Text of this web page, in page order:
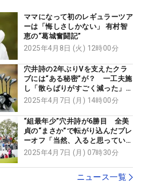
ママになって初のレギュラーツア
ーは「悔しさしかない」 有村智
恵の“葛城奮闘記”
2025年4月8日 (火) 12時00分
穴井詩の2年ぶりVを支えたクラ
ブには“ある秘密”が？ 一工夫施
し「散らばりがすごく減った」
【勝者のギア】
2025年4月7日 (月) 14時00分
“組最年少”穴井詩が6勝目 全美
貞の“まさか”で転がり込んだプレ
ーオフ「当然、入ると思ってい
た」
2025年4月7日 (月) 07時30分
ニュース一覧